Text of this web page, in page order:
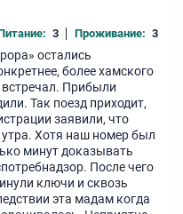
3 Проживание: 3
остались
более хамского
Прибыли
Так поезд приходит,
заявили, что
утра. Хотя наш номер был
минут доказывать
После чего
ключи и сквозь
эта мадам когда